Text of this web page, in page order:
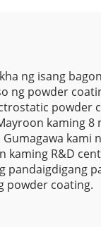
ng isang
ng powder
powder
kaming 8
kami
kaming R&D
pandaigdigang
powder coating.